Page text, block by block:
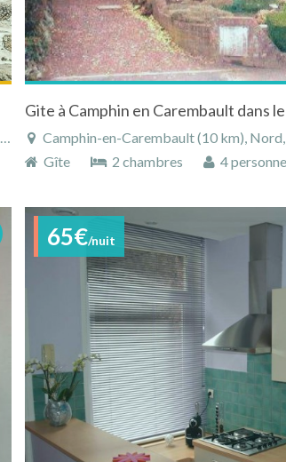
Gite à Camphin en Carembault dans
Camphin-en-Carembault (10 km), Nord,
Gîte
2 chambres 4
65€/nuit